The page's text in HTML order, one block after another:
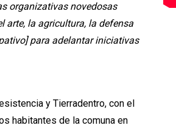
organizativas novedosas
arte, la agricultura, la defensa
para adelantar iniciativas
y Tierradentro, con el
habitantes de la comuna en